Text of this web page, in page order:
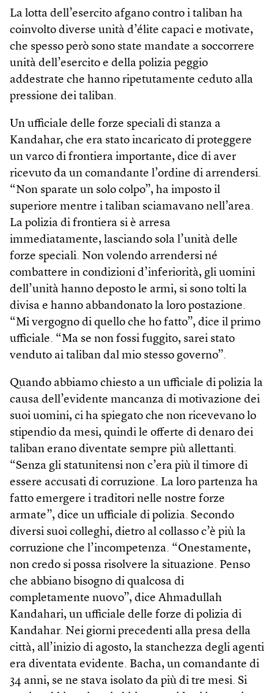
La lotta dell’esercito afgano contro i taliban ha
coinvolto diverse unità d’élite capaci e motivate,
che spesso però sono state mandate a soccorrere
unità dell’esercito e della polizia peggio
addestrate che hanno ripetutamente ceduto alla
pressione dei taliban.
Un ufficiale delle forze speciali di stanza a
Kandahar, che era stato incaricato di proteggere
un varco di frontiera importante, dice di aver
ricevuto da un comandante l’ordine di arrendersi.
“Non sparate un solo colpo”, ha imposto il
superiore mentre i taliban sciamavano nell’area.
La polizia di frontiera si è arresa
immediatamente, lasciando sola l’unità delle
forze speciali. Non volendo arrendersi né
combattere in condizioni d’inferiorità, gli uomini
dell’unità hanno deposto le armi, si sono tolti la
divisa e hanno abbandonato la loro postazione.
“Mi vergogno di quello che ho fatto”, dice il primo
ufficiale. “Ma se non fossi fuggito, sarei stato
venduto ai taliban dal mio stesso governo”.
Quando abbiamo chiesto a un ufficiale di polizia la
causa dell’evidente mancanza di motivazione dei
suoi uomini, ci ha spiegato che non ricevevano lo
stipendio da mesi, quindi le offerte di denaro dei
taliban erano diventate sempre più allettanti.
“Senza gli statunitensi non c’era più il timore di
essere accusati di corruzione. La loro partenza ha
fatto emergere i traditori nelle nostre forze
armate”, dice un ufficiale di polizia. Secondo
diversi suoi colleghi, dietro al collasso c’è più la
corruzione che l’incompetenza. “Onestamente,
non credo si possa risolvere la situazione. Penso
che abbiano bisogno di qualcosa di
completamente nuovo”, dice Ahmadullah
Kandahari, un ufficiale delle forze di polizia di
Kandahar. Nei giorni precedenti alla presa della
città, all’inizio di agosto, la stanchezza degli agenti
era diventata evidente. Bacha, un comandante di
34 anni, se ne stava isolato da più di tre mesi. Si